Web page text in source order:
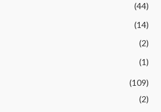
(44)
(14)
(2)
(1)
(109)
(2)